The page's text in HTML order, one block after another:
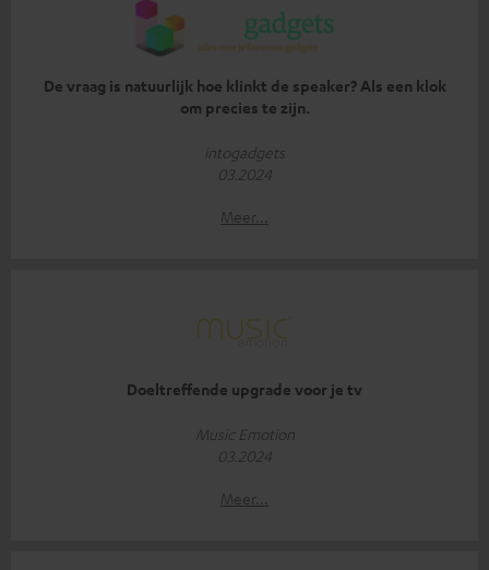
De vraag is natuurlijk hoe klinkt de speaker? Als een klok
om precies te zijn.
intogadgets
03.2024
Meer...
Doeltreffende upgrade voor je tv
Music Emotion
03.2024
Meer...